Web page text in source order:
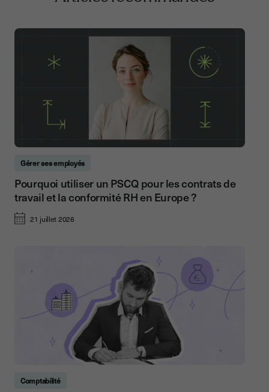
Gérer ses employés
Pourquoi utiliser un PSCQ pour les contrats de
travail et la conformité RH en Europe ?
21 juillet 2026
Comptabilité